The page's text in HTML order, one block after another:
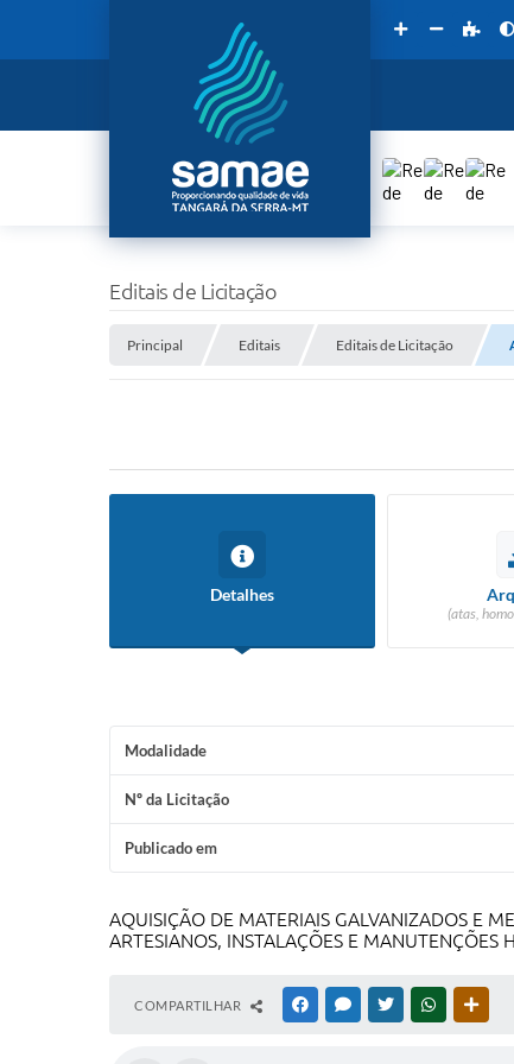
Editais de Licitação
Principal Editais Editais de Licitação
Detalhes
(atas,
Modalidade
Nº da Licitação
Publicado em
AQUISIÇÃO DE MATERIAIS GALVANIZADOS E
ARTESIANOS, INSTALAÇÕES E MANUTENÇÕES
COMPARTILHAR FACEBOOKMESSENGER
TWITTERWHATSAPP